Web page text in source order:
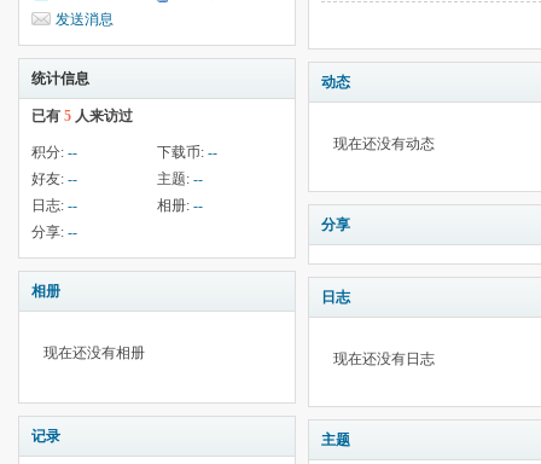
发送消息
统计信息
已有 5 人来访过
积分: -- 下载币: --
好友: -- 主题: --
日志: -- 相册: --
分享: --
相册
现在还没有相册
记录
动态
现在还没有动态
分享
日志
现在还没有日志
主题